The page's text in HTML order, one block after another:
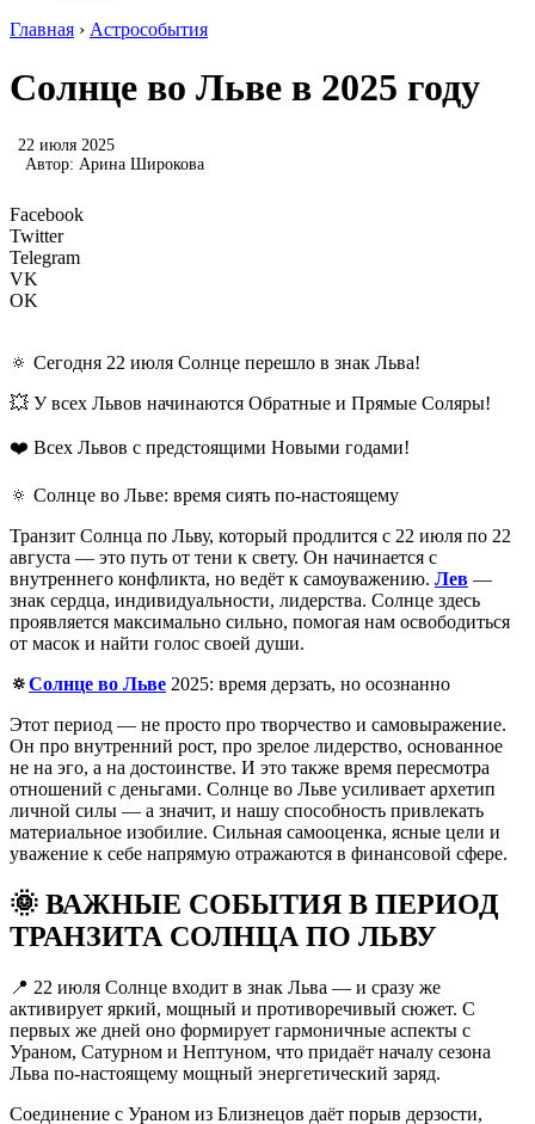
Главная › Астрособытия
Солнце во Льве в 2025 году
22 июля 2025
Автор: Арина Широкова
Facebook
Twitter
Telegram
VK
OK
🔅 Сегодня 22 июля Солнце перешло в знак Льва!
💥 У всех Львов начинаются Обратные и Прямые Соляры!
❤️ Всех Львов с предстоящими Новыми годами!
🔅 Солнце во Льве: время сиять по-настоящему
Транзит Солнца по Льву, который продлится с 22 июля по 22
августа — это путь от тени к свету. Он начинается с
внутреннего конфликта, но ведёт к самоуважению. Лев —
знак сердца, индивидуальности, лидерства. Солнце здесь
проявляется максимально сильно, помогая нам освободиться
от масок и найти голос своей души.
🔅Солнце во Льве 2025: время дерзать, но осознанно
Этот период — не просто про творчество и самовыражение.
Он про внутренний рост, про зрелое лидерство, основанное
не на эго, а на достоинстве. И это также время пересмотра
отношений с деньгами. Солнце во Льве усиливает архетип
личной силы — а значит, и нашу способность привлекать
материальное изобилие. Сильная самооценка, ясные цели и
уважение к себе напрямую отражаются в финансовой сфере.
🌞 ВАЖНЫЕ СОБЫТИЯ В ПЕРИОД
ТРАНЗИТА СОЛНЦА ПО ЛЬВУ
📍 22 июля Солнце входит в знак Льва — и сразу же
активирует яркий, мощный и противоречивый сюжет. С
первых же дней оно формирует гармоничные аспекты с
Ураном, Сатурном и Нептуном, что придаёт началу сезона
Льва по-настоящему мощный энергетический заряд.
Соединение с Ураном из Близнецов даёт порыв дерзости,